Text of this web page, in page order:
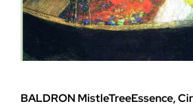
BALDRON MistleTreeEssence,